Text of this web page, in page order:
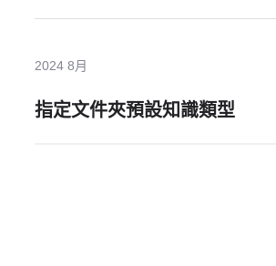
2024 8月
指定文件夾預設知識類型